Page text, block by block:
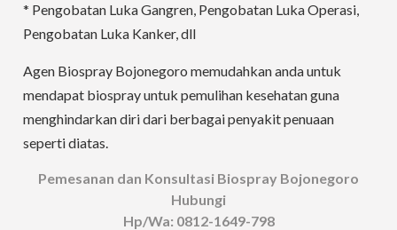
* Pengobatan Luka Gangren, Pengobatan Luka Operasi,
Pengobatan Luka Kanker, dll
Agen Biospray Bojonegoro memudahkan anda untuk
mendapat biospray untuk pemulihan kesehatan guna
menghindarkan diri dari berbagai penyakit penuaan
seperti diatas.
Pemesanan dan Konsultasi Biospray Bojonegoro
Hubungi
Hp/Wa: 0812-1649-798